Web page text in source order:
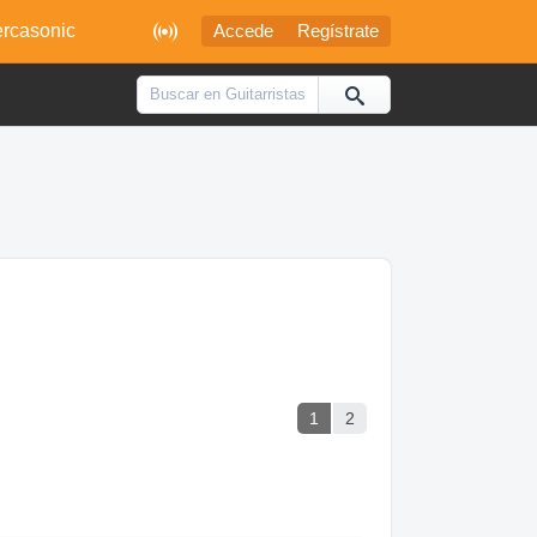
 Accede Regístrate
1 2